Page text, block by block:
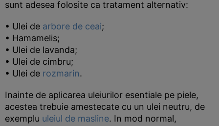
sunt adesea folosite ca tratament alternativ:
• Ulei de arbore de ceai;
• Hamamelis;
• Ulei de lavanda;
• Ulei de cimbru;
• Ulei de rozmarin.
Inainte de aplicarea uleiurilor esentiale pe piele,
acestea trebuie amestecate cu un ulei neutru, de
exemplu uleiul de masline. In mod normal,